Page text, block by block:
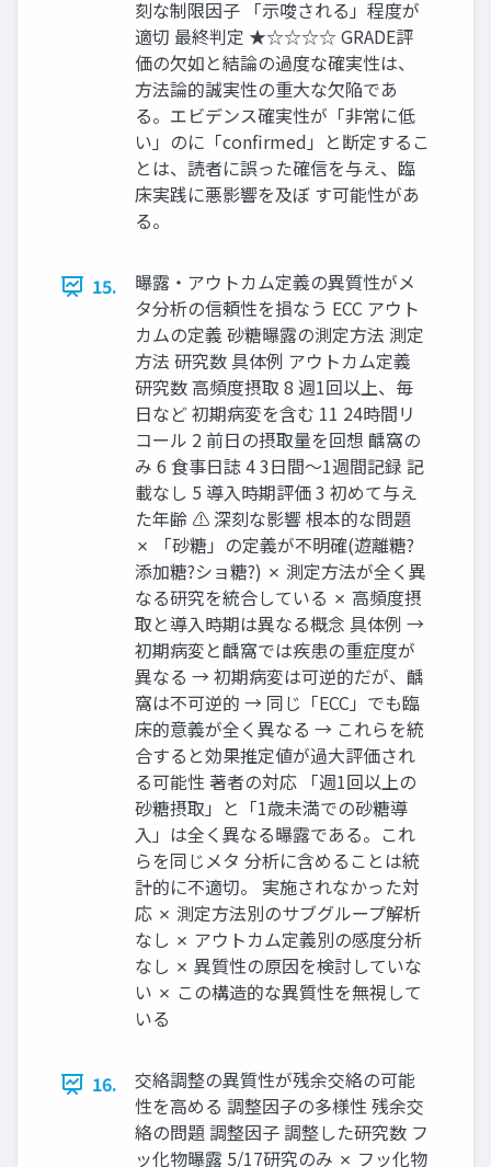
刻な制限因子 「示唆される」程度が
適切 最終判定 ★☆☆☆☆ GRADE評
価の欠如と結論の過度な確実性は、
方法論的誠実性の重大な欠陥であ
る。エビデンス確実性が「非常に低
い」のに「confirmed」と断定するこ
とは、読者に誤った確信を与え、臨
床実践に悪影響を及ぼ す可能性があ
る。
15.
曝露・アウトカム定義の異質性がメ
タ分析の信頼性を損なう ECC アウト
カムの定義 砂糖曝露の測定方法 測定
方法 研究数 具体例 アウトカム定義
研究数 高頻度摂取 8 週1回以上、毎
日など 初期病変を含む 11 24時間リ
コール 2 前日の摂取量を回想 齲窩の
み 6 食事日誌 4 3日間〜1週間記録 記
載なし 5 導入時期評価 3 初めて与え
た年齢 ⚠ 深刻な影響 根本的な問題
✗ 「砂糖」の定義が不明確(遊離糖?
添加糖?ショ糖?) ✗ 測定方法が全く異
なる研究を統合している ✗ 高頻度摂
取と導入時期は異なる概念 具体例 →
初期病変と齲窩では疾患の重症度が
異なる → 初期病変は可逆的だが、齲
窩は不可逆的 → 同じ「ECC」でも臨
床的意義が全く異なる → これらを統
合すると効果推定値が過大評価され
る可能性 著者の対応 「週1回以上の
砂糖摂取」と「1歳未満での砂糖導
入」は全く異なる曝露である。これ
らを同じメタ 分析に含めることは統
計的に不適切。 実施されなかった対
応 ✗ 測定方法別のサブグループ解析
なし ✗ アウトカム定義別の感度分析
なし ✗ 異質性の原因を検討していな
い ✗ この構造的な異質性を無視して
いる
16.
交絡調整の異質性が残余交絡の可能
性を高める 調整因子の多様性 残余交
絡の問題 調整因子 調整した研究数 フ
ッ化物曝露 5/17研究のみ ✗ フッ化物